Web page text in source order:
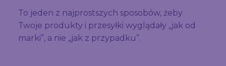
To jeden z najprostszych sposobów, żeby
Twoje produkty i przesyłki wyglądały „jak od
marki”, a nie „jak z przypadku”.